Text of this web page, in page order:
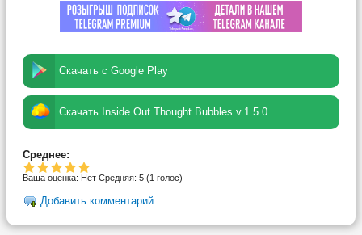
Скачать с Google Play
Скачать Inside Out Thought Bubbles v.1.5.0
Среднее:
Ваша оценка: Нет Средняя: 5 (1 голос)
Добавить комментарий